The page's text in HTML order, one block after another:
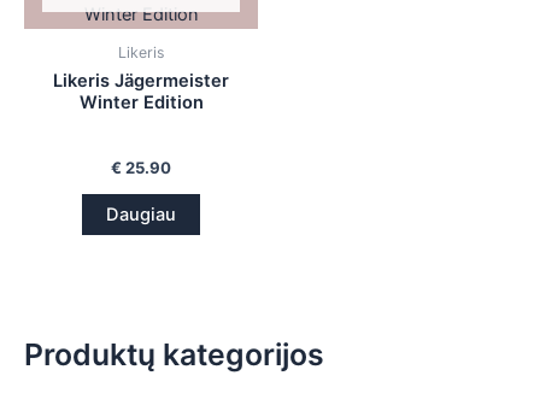
Produktų kategorijos
Likeris
Likeris Jägermeister
Winter Edition
€ 25.90
Daugiau